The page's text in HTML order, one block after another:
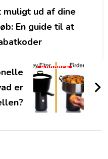
muligt ud af dine
En guide til at
Annonce
er